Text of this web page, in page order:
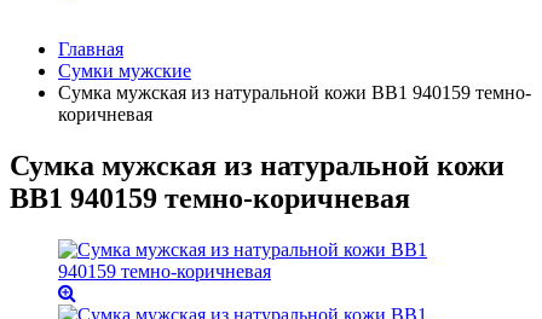
Главная
Сумки мужские
Сумка мужская из натуральной кожи BB1 940159 темно-
коричневая
Сумка мужская из натуральной кожи
BB1 940159 темно-коричневая